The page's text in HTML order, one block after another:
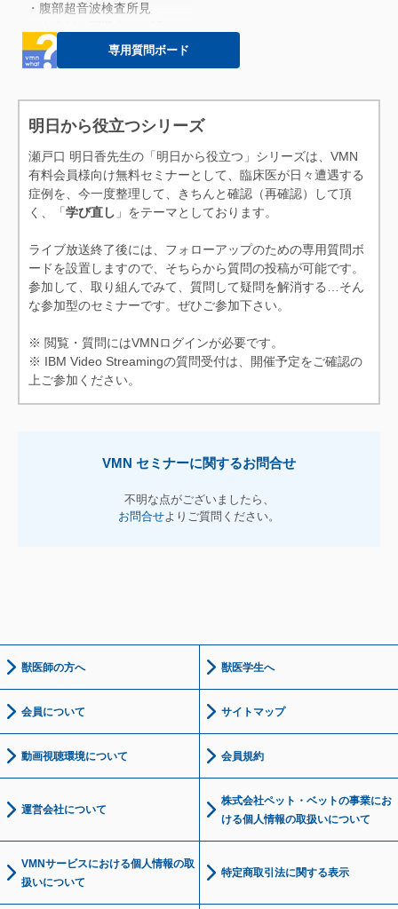
・腹部超音波検査所見
べきこと
・CT検査所見
織学的検査所見
・病理組織学的検査所見
・Case SHUTO
・腹部レントゲン検査所見
・本症例の問題点とお話しす
べきこと
・内視鏡検査所見
結果
・術中肉眼所見
・病理組織学的検査所見
・猫の肝臓腫瘤のインフォー
専用質問ボード
明日から役立つシリーズ
瀬戸口 明日香先生の「明日から役立つ」シリーズは、VMN
有料会員様向け無料セミナーとして、臨床医が日々遭遇する
症例を、今一度整理して、きちんと確認（再確認）して頂
く、「 学び直し 」をテーマとしております。
ライブ放送終了後には、フォローアップのための専用質問ボ
ードを設置しますので、そちらから質問の投稿が可能です。
参加して、取り組んでみて、質問して疑問を解消する…そん
な参加型のセミナーです。ぜひご参加下さい。
※ 閲覧・質問にはVMNログインが必要です。
※ IBM Video Streamingの質問受付は、開催予定をご確認の
上ご参加ください。
VMN セミナーに関するお問合せ
不明な点がございましたら、
お問合せよりご質問ください。
獣医師の方へ 獣医学生へ
会員について サイトマップ
動画視聴環境について 会員規約
運営会社について
株式会社ペット・ベットの事業にお
ける個人情報の取扱いについて
VMNサービスにおける個人情報の取
扱いについて
特定商取引法に関する表示